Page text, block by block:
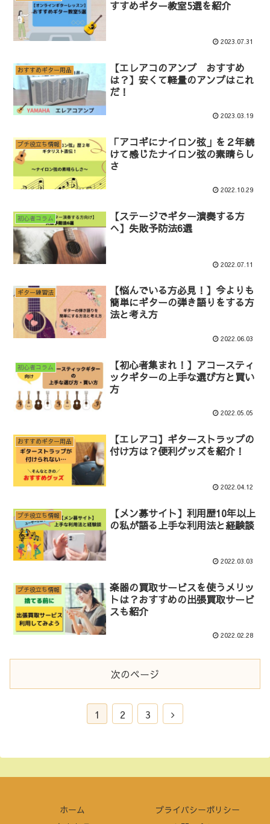
すすめギター教室5選を紹介
2023.07.31
おすすめギター用品
【エレアコのアンプ おすすめ
は？】安くて軽量のアンプはこれ
だ！
2023.03.19
プチ役立ち情報
「アコギにナイロン弦」を２年続
けて感じたナイロン弦の素晴らし
さ
2022.10.29
初心者コラム
【ステージでギター演奏する方
へ】失敗予防法6選
2022.07.11
ギター練習法
【悩んでいる方必見！】今よりも
簡単にギターの弾き語りをする方
法と考え方
2022.06.03
初心者コラム
【初心者集まれ！】アコースティ
ックギターの上手な選び方と買い
方
2022.05.05
おすすめギター用品
【エレアコ】ギターストラップの
付け方は？便利グッズを紹介！
2022.04.12
プチ役立ち情報
【メン募サイト】利用歴10年以上
の私が語る上手な利用法と経験談
2022.03.03
プチ役立ち情報
楽器の買取サービスを使うメリッ
トは？おすすめの出張買取サービ
スも紹介
2022.02.28
次のページ
1 2 3
次
ホーム
プライバシーポリシー